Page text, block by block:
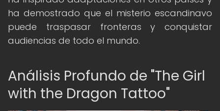
ha demostrado que el misterio escandinavo
puede traspasar fronteras y conquistar
audiencias de todo el mundo.
Análisis Profundo de "The Girl
with the Dragon Tattoo"